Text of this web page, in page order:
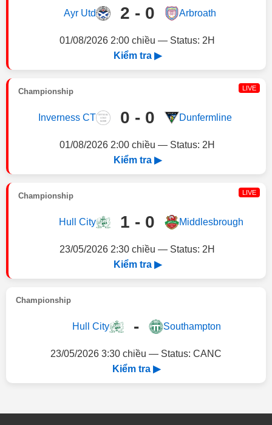
Ayr Utd 2 - 0 Arbroath
01/08/2026 2:00 chiều — Status: 2H
Kiểm tra ▶
Championship LIVE
Inverness CT 0 - 0 Dunfermline
01/08/2026 2:00 chiều — Status: 2H
Kiểm tra ▶
Championship LIVE
Hull City 1 - 0 Middlesbrough
23/05/2026 2:30 chiều — Status: 2H
Kiểm tra ▶
Championship
Hull City - Southampton
23/05/2026 3:30 chiều — Status: CANC
Kiểm tra ▶